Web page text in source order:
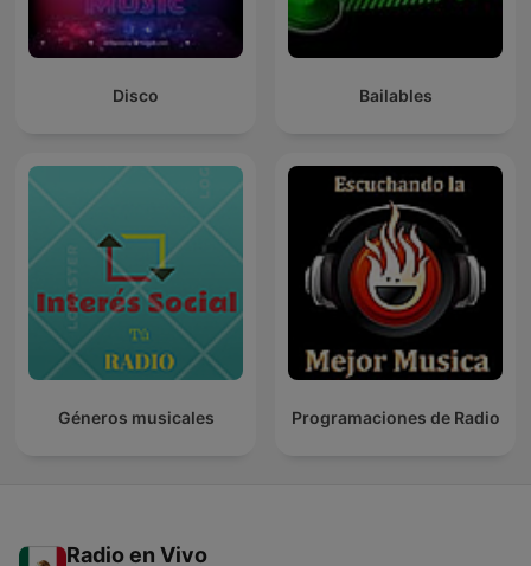
Disco Bailables
Géneros musicales Programaciones de Radio
Radio en Vivo